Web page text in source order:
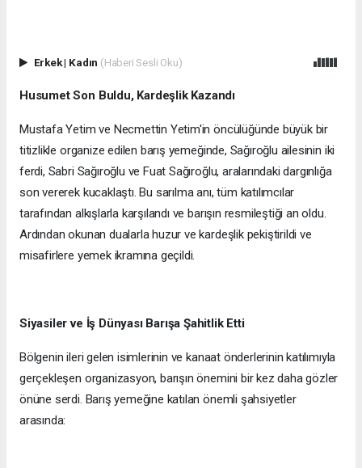
Erkek| Kadın (Haberi Sesli Oku)
Husumet Son Buldu, Kardeşlik Kazandı
Mustafa Yetim ve Necmettin Yetim'in öncülüğünde büyük bir
titizlikle organize edilen barış yemeğinde, Sağıroğlu ailesinin iki
ferdi, Sabri Sağıroğlu ve Fuat Sağıroğlu, aralarındaki dargınlığa
son vererek kucaklaştı. Bu sarılma anı, tüm katılımcılar
tarafından alkışlarla karşılandı ve barışın resmileştiği an oldu.
Ardından okunan dualarla huzur ve kardeşlik pekiştirildi ve
misafirlere yemek ikramına geçildi.
Siyasiler ve İş Dünyası Barışa Şahitlik Etti
Bölgenin ileri gelen isimlerinin ve kanaat önderlerinin katılımıyla
gerçekleşen organizasyon, barışın önemini bir kez daha gözler
önüne serdi. Barış yemeğine katılan önemli şahsiyetler
arasında: